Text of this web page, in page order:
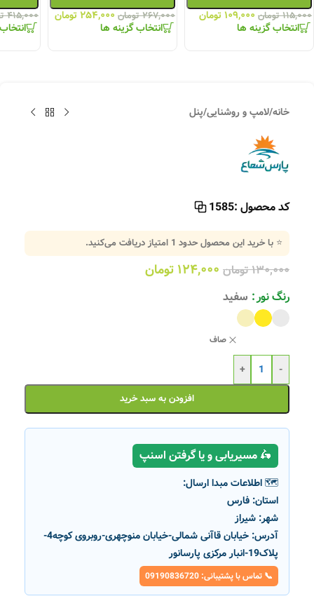
۱۱۵,۰۰۰ تومان ۱۰۹,۰۰۰ تومان
انتخاب گزینه ها
۲۶۷,۰۰۰ تومان ۲۵۴,۰۰۰ تومان
انتخاب گزینه ها
۴۱۵,۰۰۰
خانه/لامپ و روشنایی/پنل
کد محصول :1585
⭐ با خرید این محصول حدود 1 امتیاز دریافت می‌کنید.
۱۳۰,۰۰۰تومان ۱۲۴,۰۰۰ تومان
رنگ نور سفید
صاف
-
+
افزودن به سبد خرید
🛵 مسیریابی و یا گرفتن اسنپ
🗺️ اطلاعات مبدا ارسال:
استان: فارس
شهر: شیراز
آدرس:
خیابان قاآنی شمالی-خیابان منوچهری-روبروی کوچه4-
پلاک19-انبار مرکزی پارسانور
📞 تماس با پشتیبانی: 09190836720